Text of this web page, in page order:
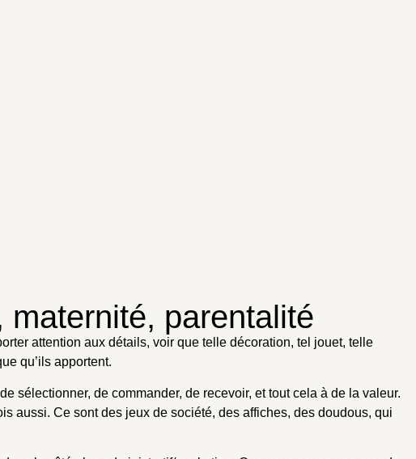
parentalité
attention aux détails, voir que telle décoration, tel jouet, telle
qu’ils apportent.
sélectionner, de commander, de recevoir, et tout cela à de la valeur.
aussi. Ce sont des jeux de société, des affiches, des doudous, qui